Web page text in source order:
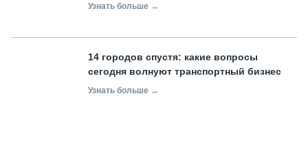
Узнать больше →
14 городов спустя: какие вопросы
сегодня волнуют транспортный бизнес
Узнать больше →